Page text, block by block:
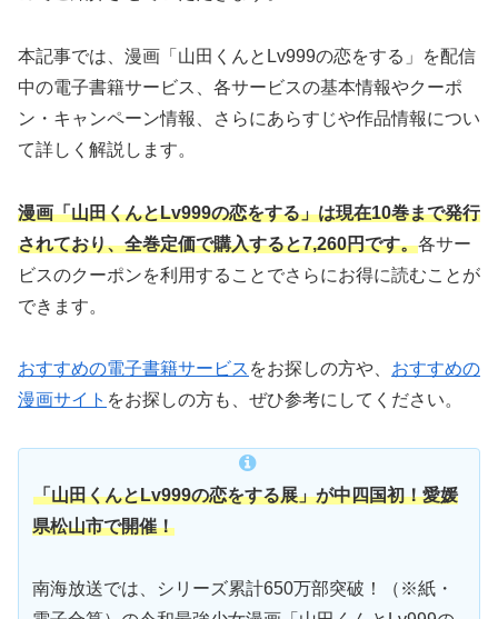
本記事では、漫画「山田くんとLv999の恋をする」を配信
中の電子書籍サービス、各サービスの基本情報やクーポ
ン・キャンペーン情報、さらにあらすじや作品情報につい
て詳しく解説します。
漫画「山田くんとLv999の恋をする」は現在10巻まで発行
されており、全巻定価で購入すると7,260円です。各サー
ビスのクーポンを利用することでさらにお得に読むことが
できます。
おすすめの電子書籍サービス をお探しの方や、 おすすめの
漫画サイト をお探しの方も、ぜひ参考にしてください。
「山田くんとLv999の恋をする展」が中四国初！愛媛
県松山市で開催！
南海放送では、シリーズ累計650万部突破！（※紙・